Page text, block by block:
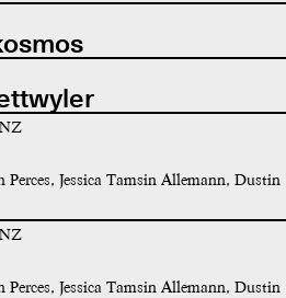
Perces, Jessica Tamsin Allemann, Dustin
Perces, Jessica Tamsin Allemann, Dustin